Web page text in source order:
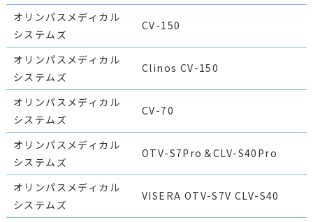
オリンパスメディカル
システムズ
CV-150
オリンパスメディカル
システムズ
Clinos CV-150
オリンパスメディカル
システムズ
CV-70
オリンパスメディカル
システムズ
OTV-S7Pro＆CLV-S40Pro
オリンパスメディカル
システムズ
VISERA OTV-S7V CLV-S40